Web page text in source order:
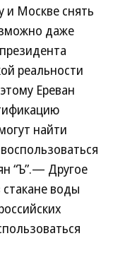
и Москве снять
даже
реальности
Ереван
найти
“Ъ”.— Другое
воды